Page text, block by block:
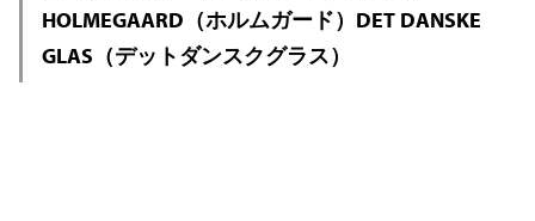
HOLMEGAARD（ホルムガード）DET DANSKE
GLAS（デットダンスクグラス）